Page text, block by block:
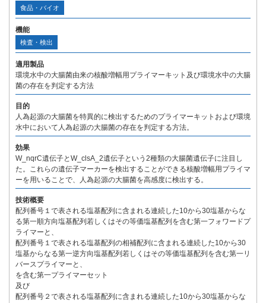
食品・バイオ
機能
検査・検出
適用製品
環境水中の大腸菌由来の核酸増幅用プライマーキット及び環境水中の大腸
菌の存在を判定する方法
目的
人為起源の大腸菌を特異的に検出するためのプライマーキットおよび環境
水中において人為起源の大腸菌の存在を判定する方法。
効果
W_nqrC遺伝子とW_clsA_2遺伝子という2種類の大腸菌遺伝子に注目し
た。これらの遺伝子マーカーを検出することができる核酸増幅用プライマ
ーを用いることで、人為起源の大腸菌を高感度に検出する。
技術概要
配列番号１で表される塩基配列に含まれる連続した10から30塩基からな
る第一順方向塩基配列若しくはその等価塩基配列を含む第一フォワードプ
ライマーと、
配列番号１で表される塩基配列の相補配列に含まれる連続した10から30
塩基からなる第一逆方向塩基配列若しくはその等価塩基配列を含む第一リ
バースプライマーと、
を含む第一プライマーセット
及び
配列番号２で表される塩基配列に含まれる連続した10から30塩基からな